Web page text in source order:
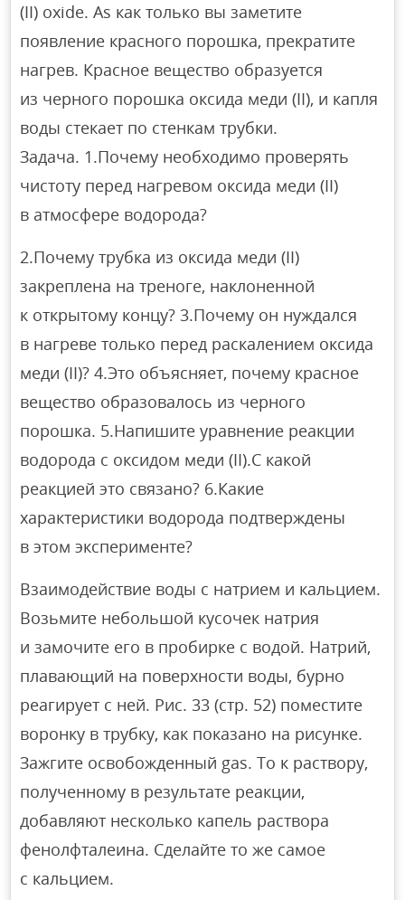
(II) oxide. As как только вы заметите
появление красного порошка, прекратите
нагрев. Красное вещество образуется
из черного порошка оксида меди (II), и капля
воды стекает по стенкам трубки.
Задача. 1.Почему необходимо проверять
чистоту перед нагревом оксида меди (II)
в атмосфере водорода?
2.Почему трубка из оксида меди (II)
закреплена на треноге, наклоненной
к открытому концу? 3.Почему он нуждался
в нагреве только перед раскалением оксида
меди (II)? 4.Это объясняет, почему красное
вещество образовалось из черного
порошка. 5.Напишите уравнение реакции
водорода с оксидом меди (II).С какой
реакцией это связано? 6.Какие
характеристики водорода подтверждены
в этом эксперименте?
Взаимодействие воды с натрием и кальцием.
Возьмите небольшой кусочек натрия
и замочите его в пробирке с водой. Натрий,
плавающий на поверхности воды, бурно
реагирует с ней. Рис. 33 (стр. 52) поместите
воронку в трубку, как показано на рисунке.
Зажгите освобожденный gas. To к раствору,
полученному в результате реакции,
добавляют несколько капель раствора
фенолфталеина. Сделайте то же самое
с кальцием.